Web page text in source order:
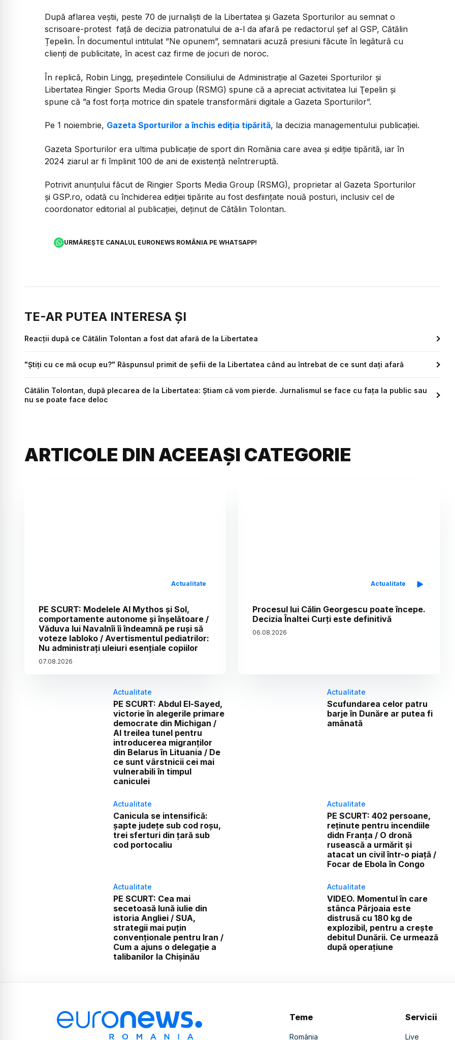
După aflarea veștii, peste 70 de jurnaliști de la Libertatea și Gazeta Sporturilor au semnat o
scrisoare-protest față de decizia patronatului de a-l da afară pe redactorul șef al GSP, Cătălin
Țepelin. În documentul intitulat ”Ne opunem”, semnatarii acuză presiuni făcute în legătură cu
clienți de publicitate, în acest caz firme de jocuri de noroc.
În replică, Robin Lingg, preşedintele Consiliului de Administraţie al Gazetei Sporturilor şi
Libertatea Ringier Sports Media Group (RSMG) spune că a apreciat activitatea lui Ţepelin și
spune că ”a fost forţa motrice din spatele transformării digitale a Gazeta Sporturilor”.
Pe 1 noiembrie, Gazeta Sporturilor a închis ediția tipărită, la decizia managementului publicației.
Gazeta Sporturilor era ultima publicație de sport din România care avea și ediție tipărită, iar în
2024 ziarul ar fi împlinit 100 de ani de existență neîntreruptă.
Potrivit anunțului făcut de Ringier Sports Media Group (RSMG), proprietar al Gazeta Sporturilor
și GSP.ro, odată cu închiderea ediției tipărite au fost desființate nouă posturi, inclusiv cel de
coordonator editorial al publicației, deținut de Cătălin Tolontan.
URMĂREȘTE CANALUL EURONEWS ROMÂNIA PE WHATSAPP!
TE-AR PUTEA INTERESA ȘI
Reacții după ce Cătălin Tolontan a fost dat afară de la Libertatea
"Știți cu ce mă ocup eu?" Răspunsul primit de șefii de la Libertatea când au întrebat de ce sunt dați afară
Cătălin Tolontan, după plecarea de la Libertatea: Știam că vom pierde. Jurnalismul se face cu fața la public sau
nu se poate face deloc
ARTICOLE DIN ACEEAȘI CATEGORIE
Actualitate
PE SCURT: Modelele AI Mythos și Sol,
comportamente autonome și înșelătoare /
Văduva lui Navalnîi îi îndeamnă pe ruși să
voteze Iabloko / Avertismentul pediatrilor:
Nu administrați uleiuri esențiale copiilor
07.08.2026
Actualitate
Procesul lui Călin Georgescu poate începe.
Decizia Înaltei Curți este definitivă
06.08.2026
Actualitate
PE SCURT: Abdul El-Sayed,
victorie în alegerile primare
democrate din Michigan /
Al treilea tunel pentru
introducerea migranților
din Belarus în Lituania / De
ce sunt vârstnicii cei mai
vulnerabili în timpul
caniculei
Actualitate
Scufundarea celor patru
barje în Dunăre ar putea fi
amânată
Actualitate
Canicula se intensifică:
șapte județe sub cod roșu,
trei sferturi din țară sub
cod portocaliu
Actualitate
PE SCURT: 402 persoane,
reținute pentru incendiile
didn Franța / O dronă
rusească a urmărit și
atacat un civil într-o piață /
Focar de Ebola în Congo
Actualitate
PE SCURT: Cea mai
secetoasă lună iulie din
istoria Angliei / SUA,
strategii mai puțin
convenționale pentru Iran /
Cum a ajuns o delegație a
talibanilor la Chișinău
Actualitate
VIDEO. Momentul în care
stânca Pârjoaia este
distrusă cu 180 kg de
explozibil, pentru a crește
debitul Dunării. Ce urmează
după operațiune
Teme
România
Servicii
Live